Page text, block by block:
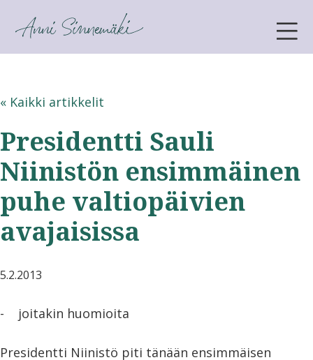
ANNI SINNEMÄKI
« Kaikki artikkelit
Presidentti Sauli
Niinistön ensimmäinen
puhe valtiopäivien
avajaisissa
5.2.2013
- joitakin huomioita
Presidentti Niinistö piti tänään ensimmäisen